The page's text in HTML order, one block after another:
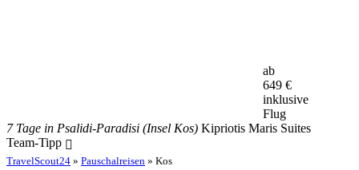
ab
649 €
inklusive
Flug
7 Tage in Psalidi-Paradisi (Insel Kos) Kipriotis Maris Suites
Team-Tipp
TravelScout24 » Pauschalreisen » Kos